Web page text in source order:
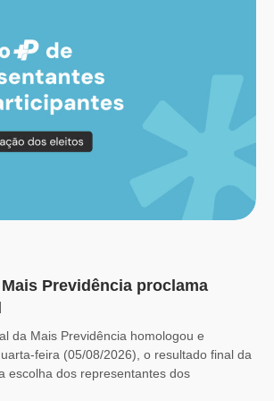
Previdência proclama
da Mais Previdência homologou e
feira (05/08/2026), o resultado final da
escolha dos representantes dos